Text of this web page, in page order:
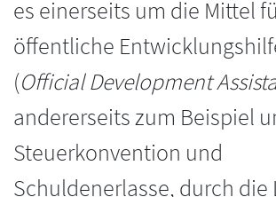
es einerseits um die Mittel
öffentliche
(Official Development
andererseits zum Beispiel
Steuerkonvention und
Schuldenerlasse, durch die